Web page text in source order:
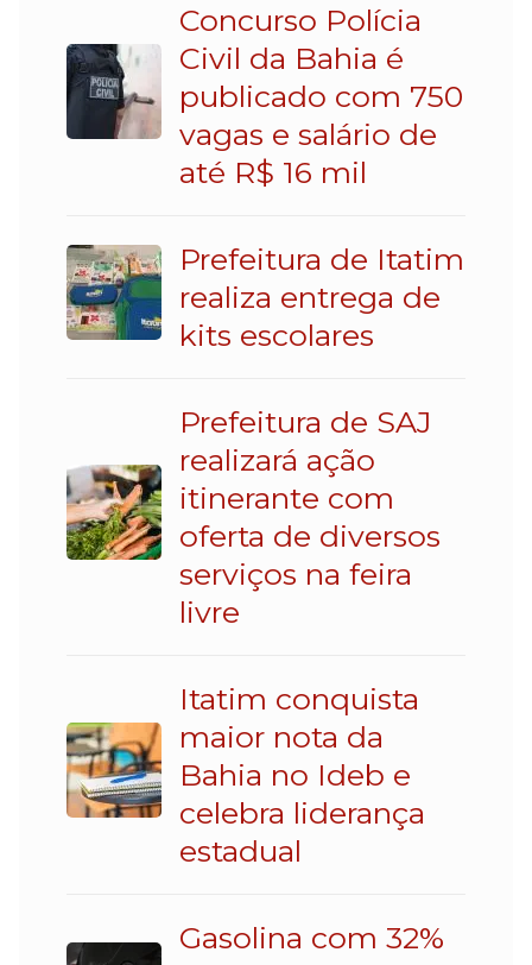
Concurso Polícia
Civil da Bahia é
publicado com 750
vagas e salário de
até R$ 16 mil
Prefeitura de Itatim
realiza entrega de
kits escolares
Prefeitura de SAJ
realizará ação
itinerante com
oferta de diversos
serviços na feira
livre
Itatim conquista
maior nota da
Bahia no Ideb e
celebra liderança
estadual
Gasolina com 32%